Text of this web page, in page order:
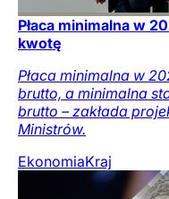
Płaca minimalna w
kwotę
Płaca minimalna w
brutto, a minimalna
brutto – zakłada
Ministrów.
EkonomiaKraj